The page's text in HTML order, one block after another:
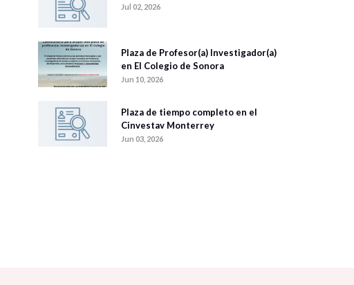
Jul 02, 2026
Plaza de Profesor(a) Investigador(a)
en El Colegio de Sonora
Jun 10, 2026
Plaza de tiempo completo en el
Cinvestav Monterrey
Jun 03, 2026